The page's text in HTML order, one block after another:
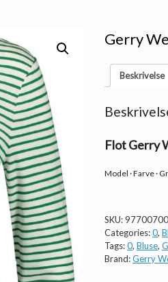
Gerry
Beskrivelse
Flot Gerry
Model · Farve ·
SKU:
Categories:0,
Tags:0, Bluse,
Brand:Gerry